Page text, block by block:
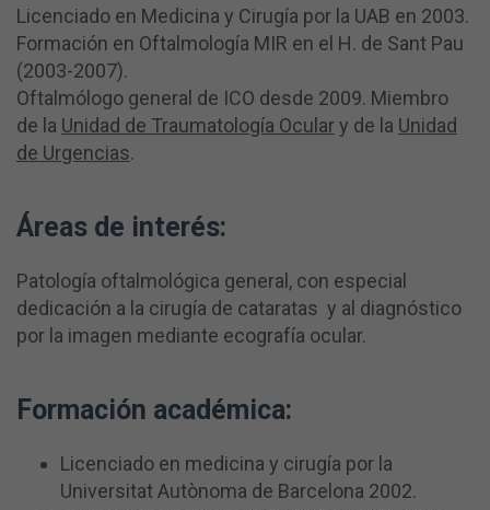
Licenciado en Medicina y Cirugía por la UAB en 2003.
Formación en Oftalmología MIR en el H. de Sant Pau
(2003-2007).
Oftalmólogo general de ICO desde 2009. Miembro
de la Unidad de Traumatología Oculary de la Unidad
de Urgencias.
Áreas de interés:
Patología oftalmológica general, con especial
dedicación a la cirugía de cataratas y al diagnóstico
por la imagen mediante ecografía ocular.
Formación académica:
Licenciado en medicina y cirugía por la
Universitat Autònoma de Barcelona 2002.